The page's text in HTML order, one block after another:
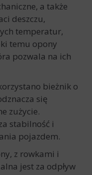
a także
deszczu,
temperatur,
temu opony
pozwala na ich
bieżnik o
się
zużycie.
stabilność i
pojazdem.
z rowkami i
jest za odpływ